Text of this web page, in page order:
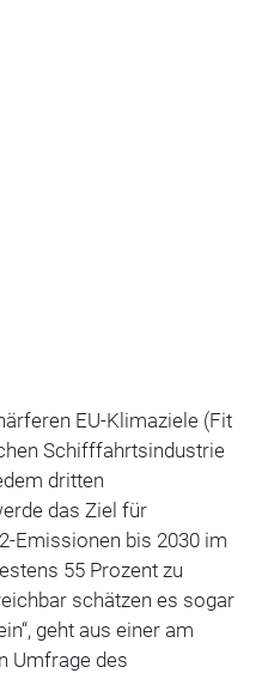
EU-Klimaziele (Fit
Schifffahrtsindustrie
dritten
das Ziel für
Emissionen bis 2030 im
55 Prozent zu
schätzen es sogar
geht aus einer am
Umfrage des